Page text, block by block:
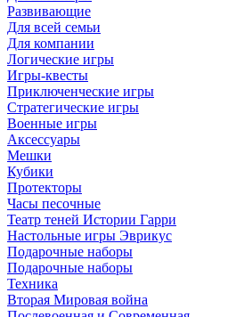
Развивающие
Для всей семьи
Для компании
Логические игры
Игры-квесты
Приключенческие игры
Стратегические игры
Военные игры
Аксессуары
Мешки
Кубики
Протекторы
Часы песочные
Театр теней Истории Гарри
Настольные игры Эврикус
Подарочные наборы
Подарочные наборы
Техника
Вторая Мировая война